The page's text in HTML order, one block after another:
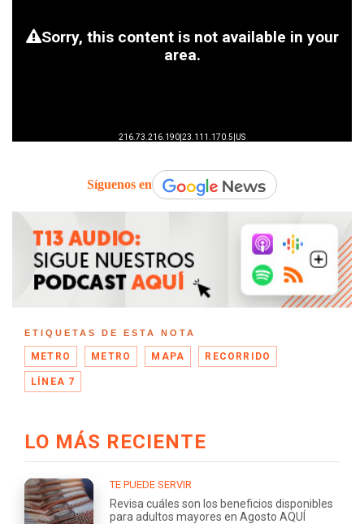
Síguenos en
ETIQUETAS DE ESTA NOTA
METRO METRO MAPA RECORRIDO
LÍNEA 7
LO MÁS RECIENTE
TE PUEDE SERVIR
Revisa cuáles son los beneficios disponibles
para adultos mayores en Agosto AQUÍ